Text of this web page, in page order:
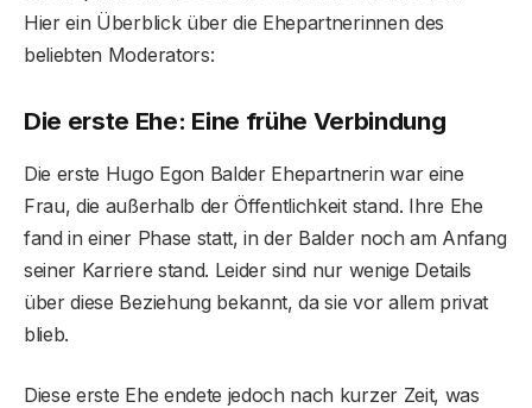
Hier ein Überblick über die Ehepartnerinnen des
beliebten Moderators:
Die erste Ehe: Eine frühe Verbindung
Die erste Hugo Egon Balder Ehepartnerin war eine
Frau, die außerhalb der Öffentlichkeit stand. Ihre Ehe
fand in einer Phase statt, in der Balder noch am Anfang
seiner Karriere stand. Leider sind nur wenige Details
über diese Beziehung bekannt, da sie vor allem privat
blieb.
Diese erste Ehe endete jedoch nach kurzer Zeit, was